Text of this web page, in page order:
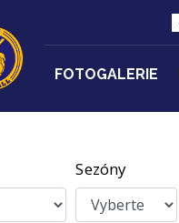
FOTOGALERIE
Sezóny